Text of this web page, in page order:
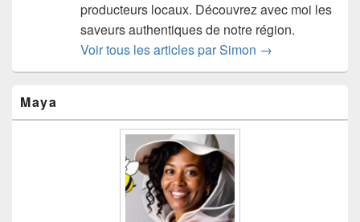
producteurs locaux. Découvrez avec moi les
saveurs authentiques de notre région.
Voir tous les articles par Simon →
principale
de
Maya